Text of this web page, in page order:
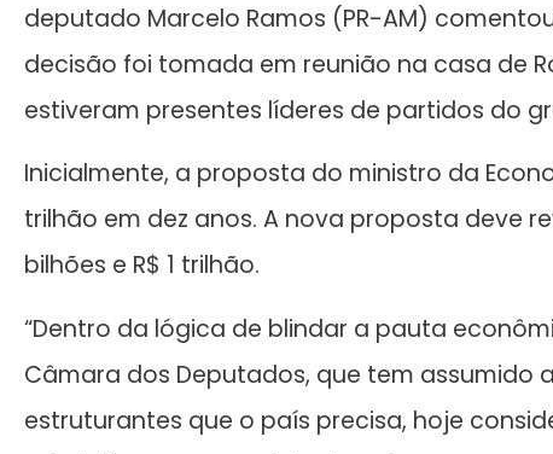
deputado Marcelo Ramos (PR-AM)
decisão foi tomada em reunião na casa de
estiveram presentes líderes de partidos do
Inicialmente, a proposta do ministro da
trilhão em dez anos. A nova proposta deve
bilhões e R$ 1 trilhão.
“Dentro da lógica de blindar a pauta
Câmara dos Deputados, que tem assumido
estruturantes que o país precisa, hoje